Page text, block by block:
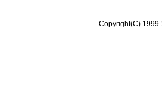
Copyright(C)